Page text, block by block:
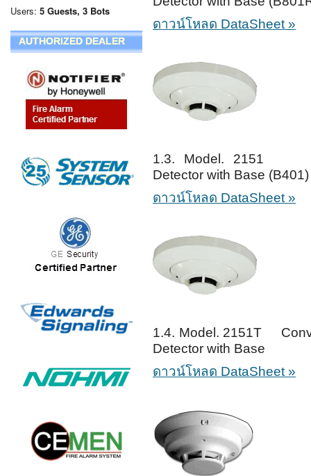
Users: 5 Guests, 3 Bots
AUTHORIZED DEALER
ดาวน์โหลด DataSheet »
1.3. Model. 2151
Detector with Base (B401)
ดาวน์โหลด DataSheet »
1.4. Model. 2151T
Detector with Base
ดาวน์โหลด DataSheet »